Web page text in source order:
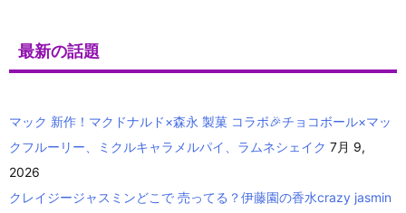
最新の話題
マック 新作！マクドナルド×森永 製菓 コラボ🎉チョコボール×マッ
クフルーリー、ミクルキャラメルパイ、ラムネシェイク 7月 9,
2026
クレイジージャスミンどこで 売ってる？伊藤園の香水crazy jasmin